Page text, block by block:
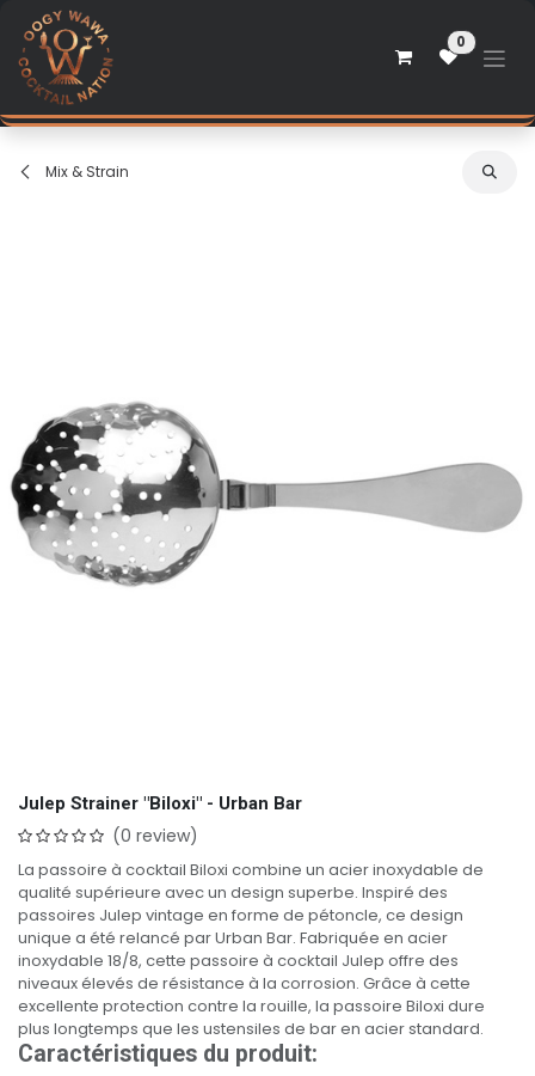
Skip to Content
0
Mix & Strain
Julep Strainer "Biloxi" - Urban Bar
(0 review)
La passoire à cocktail Biloxi combine un acier inoxydable de
qualité supérieure avec un design superbe. Inspiré des
passoires Julep vintage en forme de pétoncle, ce design
unique a été relancé par Urban Bar. Fabriquée en acier
inoxydable 18/8, cette passoire à cocktail Julep offre des
niveaux élevés de résistance à la corrosion. Grâce à cette
excellente protection contre la rouille, la passoire Biloxi dure
plus longtemps que les ustensiles de bar en acier standard.
Caractéristiques du produit: